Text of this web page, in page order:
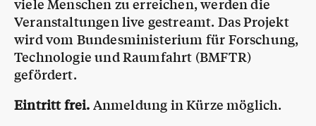
viele Menschen zu erreichen, werden die
Veranstaltungen live gestreamt. Das Projekt
wird vom Bundesministerium für Forschung,
Technologie und Raumfahrt (BMFTR)
gefördert.
Eintritt frei. Anmeldung in Kürze möglich.